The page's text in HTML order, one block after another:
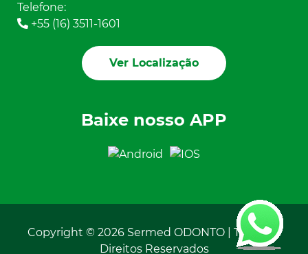
Telefone:
+55 (16) 3511-1601
Ver Localização
Baixe nosso APP
Copyright © 2026 Sermed ODONTO | Todos os
Direitos Reservados